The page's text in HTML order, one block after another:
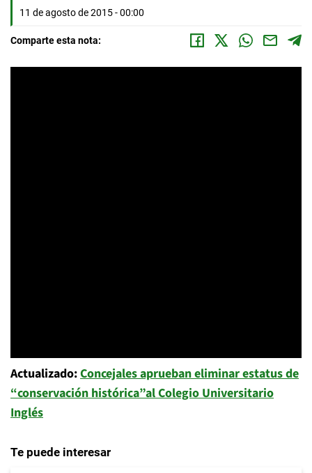
11 de agosto de 2015 - 00:00
Comparte esta nota:
Actualizado:Concejales aprueban eliminar estatus de
“conservación histórica”al Colegio Universitario
Inglés
Te puede interesar